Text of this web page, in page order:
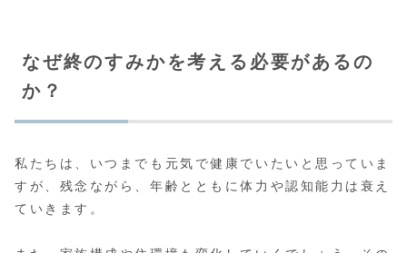
なぜ終のすみかを考える必要があるの
か？
私たちは、いつまでも元気で健康でいたいと思っていま
すが、残念ながら、年齢とともに体力や認知能力は衰え
ていきます。